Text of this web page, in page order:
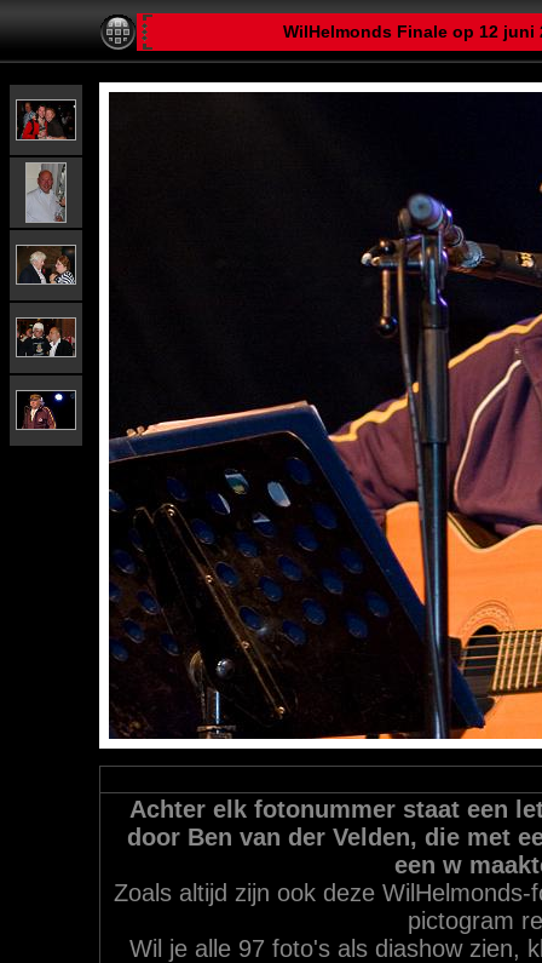
WilHelmonds Finale op 12
Achter elk fotonummer staat een
door Ben van der Velden, die met
een w
Zoals altijd zijn ook deze
pictogram
Wil je alle 97 foto's als diashow zien,